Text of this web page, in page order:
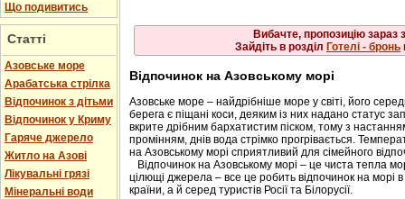
Що подивитись
Статті
Азовське море
Арабатська стрілка
Відпочинок з дітьми
Відпочинок у Криму
Гаряче джерело
Житло на Азові
Лікувальні грязі
Мінеральні води
Вибачте, пропозицію зараз
Зайдіть в розділ Готелі - бронь
Відпочинок на Азовському морі
Азовське море – найдрібніше море у світі, його
берега є піщані коси, деяким із них надано статус
вкрите дрібним бархатистим піском, тому з
промінням, днів вода стрімко прогрівається.
на Азовському морі сприятливий для сімейного
Відпочинок на Азовському морі – це чиста тепла
цілющі джерела – все це робить відпочинок на морі
країни, а й серед туристів Росії та Білорусії.